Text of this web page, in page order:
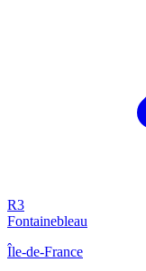
R3
Fontainebleau
Île-de-France